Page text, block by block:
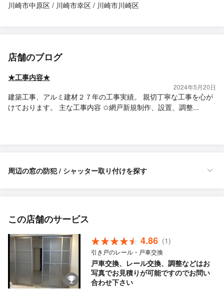
川崎市中原区
川崎市幸区 川崎市川崎区
店舗のブログ
★工事内容★
2024年5月20日
建築工事、アルミ建材２７年の工事実績。 親切丁寧な工事を心が
けております。 主な工事内容 ✩網戸新規制作、設置、調整...
周辺の窓の防犯 / シャッター取り付けを探す
この店舗のサービス
4.86 (1)
引き戸のレール・戸車交換
戸車交換、レール交換、調整などはお
写真でお見積りが可能ですのでお問い
合わせ下さい